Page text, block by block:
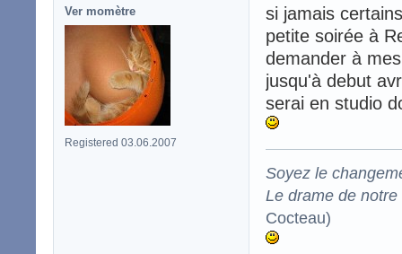
Ver momètre
Registered 03.06.2007
si jamais
petite soirée à
demander à
jusqu'à debut
serai en studio
Soyez le
Le drame de
Cocteau)